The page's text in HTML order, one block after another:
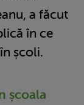
a făcut
în ce
școli.
școala